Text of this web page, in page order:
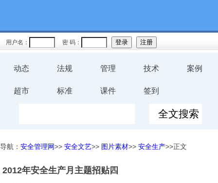
用户名： 密 码：
动态 法规 管理 技术 案例
超市 标准 课件 签到
导航： 安全管理网>> 安全文艺>> 图片素材>> 安全生产>>正文
2012年安全生产月主题招贴四